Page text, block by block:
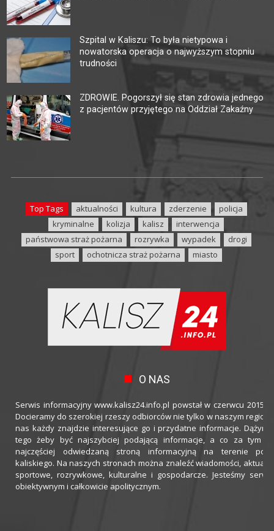
Szpital w Kaliszu: To była nietypowa i
nowatorska operacja o najwyższym stopniu
trudności
ZDROWIE. Pogorszył się stan zdrowia jednego
z pacjentów przyjętego na Oddział Zakaźny
Top Tags aktualności kultura zderzenie
policja
kryminalne
kolizja kalisz
interwencja
państwowa straż pożarna
rozrywka wypadek
drogi
sport
ochotnicza straż pożarna miasto
O NAS
Serwis informacyjny www.kalisz24.info.pl powstał w czerwcu 2015
Docieramy do szerokiej rzeszy odbiorców nie tylko w naszym
nas każdy znajdzie interesujące go i przydatne informacje.
tego żeby być najszybciej podającą informacje, a co za tym
najczęściej odwiedzaną stroną informacyjną na terenie
kaliskiego. Na naszych stronach można znaleźć wiadomości,
sportowe, rozrywkowe, kulturalne i gospodarcze. Jesteśmy
obiektywnym i całkowicie apolitycznym.